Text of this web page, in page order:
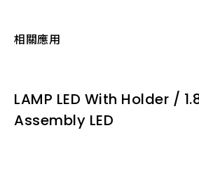
相關應用
規格表
LAMP LED With Holder /
Assembly LED